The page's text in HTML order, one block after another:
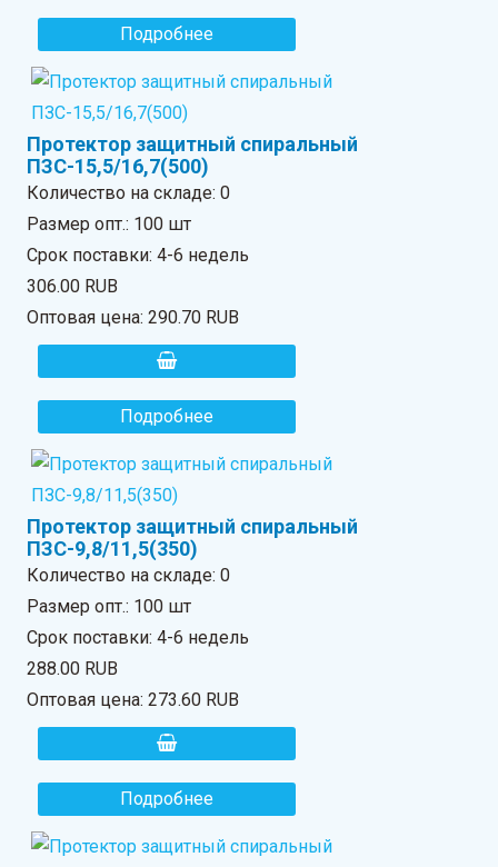
Подробнее
Протектор защитный спиральный
ПЗС-15,5/16,7(500)
Количество на складе:0
Размер опт.: 100 шт
Срок поставки: 4-6 недель
306.00 RUB
Оптовая цена:290.70 RUB
Подробнее
Протектор защитный спиральный
ПЗС-9,8/11,5(350)
Количество на складе:0
Размер опт.: 100 шт
Срок поставки: 4-6 недель
288.00 RUB
Оптовая цена:273.60 RUB
Подробнее